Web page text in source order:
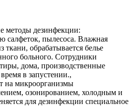
методы дезинфекции:
салфеток, пылесоса. Влажная
ткани, обрабатывается белье
больного. Сотрудники
дома, производственные
в запустении.,
на микроорганизмы
озонированием, холодным и
для дезинфекции специальное